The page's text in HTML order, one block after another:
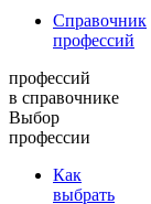
Справочник
профессий
профессий
в справочнике
Выбор
профессии
Как
выбрать